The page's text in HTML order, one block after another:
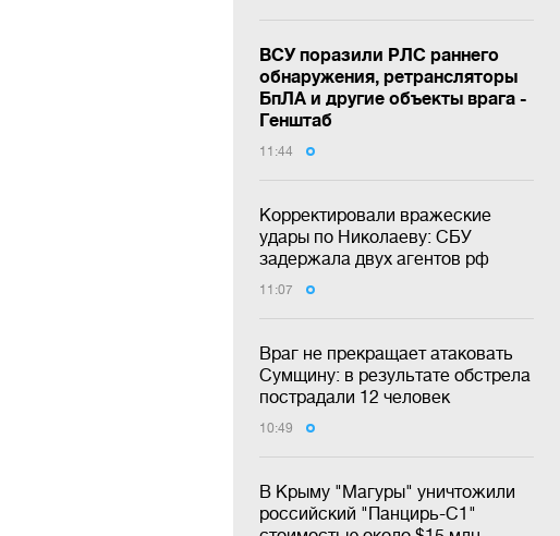
ВСУ поразили РЛС раннего
обнаружения, ретрансляторы
БпЛА и другие объекты врага -
Генштаб
11:44
Корректировали вражеские
удары по Николаеву: СБУ
задержала двух агентов рф
11:07
Враг не прекращает атаковать
Сумщину: в результате обстрела
пострадали 12 человек
10:49
В Крыму "Магуры" уничтожили
российский "Панцирь-С1"